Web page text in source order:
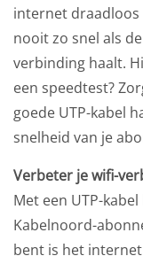
internet draadloos
nooit zo snel als
verbinding haalt.
een speedtest?
goede UTP-kabel
snelheid van je
Verbeter je wifi-
Met een UTP-
Kabelnoord-
bent is het